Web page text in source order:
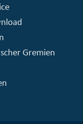
Gremien